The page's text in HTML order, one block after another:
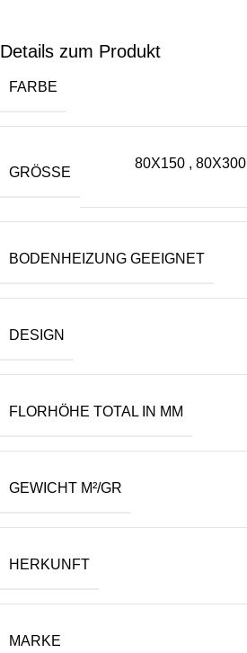
Details zum Produkt
FARBE
GRÖSSE
80X150 , 80X300
BODENHEIZUNG GEEIGNET
DESIGN
FLORHÖHE TOTAL IN MM
GEWICHT M²/GR
HERKUNFT
MARKE